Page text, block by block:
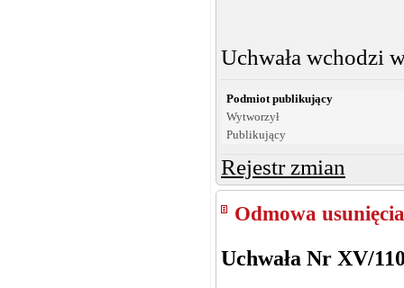
Uchwała wchodzi
Podmiot publikujący
Wytworzył
Publikujący
Rejestr zmian
Odmowa
Uchwała Nr XV/